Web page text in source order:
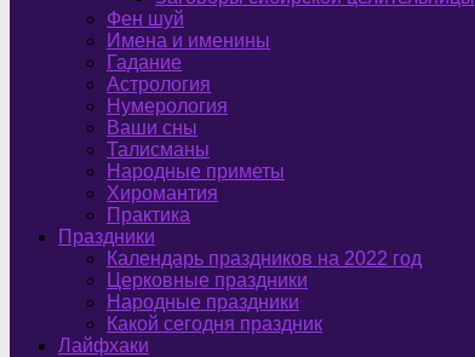
Фен шуй
Имена и именины
Гадание
Астрология
Нумерология
Ваши сны
Талисманы
Народные приметы
Хиромантия
Практика
Праздники
Календарь праздников на 2022 год
Церковные праздники
Народные праздники
Какой сегодня праздник
Лайфхаки